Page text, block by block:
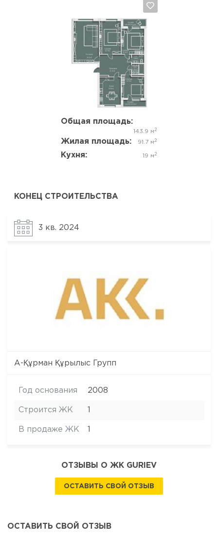
Общая площадь:
143.9 м 2
Жилая площадь: 91.7 м 2
Кухня: 19 м 2
Да, удалить Отмена
КОНЕЦ СТРОИТЕЛЬСТВА
3 кв. 2024
А-Құрман Құрылыс Групп
Год основания 2008
Строится ЖК
В продаже ЖК
ОТЗЫВЫ О ЖК GURIEV
ОСТАВИТЬ СВОЙ ОТЗЫВ
ОСТАВИТЬ СВОЙ ОТЗЫВ